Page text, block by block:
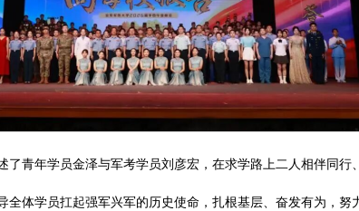
了青年学员金泽与军考学员刘彦宏，在求学路上二人相伴同行
全体学员扛起强军兴军的历史使命，扎根基层、奋发有为，努